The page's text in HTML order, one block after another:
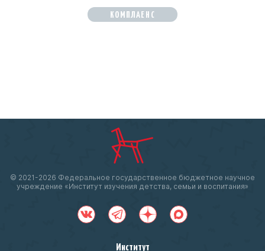
КОМПЛАЕНС
© 2021-2026 Федеральное государственное бюджетное научное
учреждение «Институт изучения детства, семьи и воспитания»
Институт